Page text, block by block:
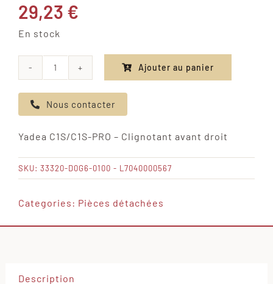
29,23 €
En stock
de
Yadea
PRO
-
Clignotant
Ajouter au panier
Nous contacter
Yadea C1S/C1S-PRO – Clignotant avant droit
SKU: 33320-D0G6-0100 - L7040000567
Categories: Pièces détachées
Description